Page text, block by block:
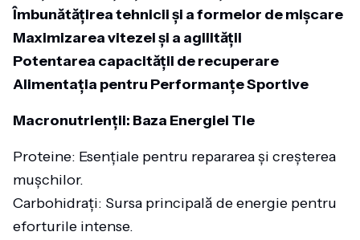
Îmbunătățirea tehnicii și a formelor de mișcare
Maximizarea vitezei și a agilității
Potentarea capacității de recuperare
Alimentația pentru Performanțe Sportive
Macronutrienții: Baza Energiei Tle
Proteine: Esențiale pentru repararea și creșterea
mușchilor.
Carbohidrați: Sursa principală de energie pentru
eforturile intense.